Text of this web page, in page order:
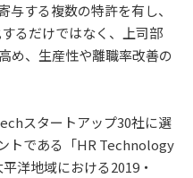
与する複数の特許を有し、
るだけではなく、上司部
め、生産性や離職率改善の
スタートアップ30社に選
トである「HR Technology
洋地域における2019・